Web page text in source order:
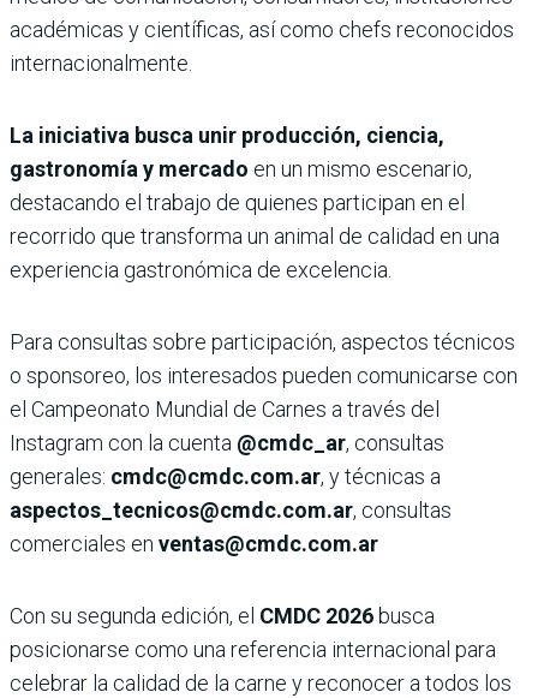
académicas y científicas, así como chefs reconocidos
internacionalmente.
La iniciativa busca unir producción, ciencia,
gastronomía y mercado en un mismo escenario,
destacando el trabajo de quienes participan en el
recorrido que transforma un animal de calidad en una
experiencia gastronómica de excelencia.
Para consultas sobre participación, aspectos técnicos
o sponsoreo, los interesados pueden comunicarse con
el Campeonato Mundial de Carnes a través del
Instagram con la cuenta @cmdc_ar, consultas
generales: cmdc@cmdc.com.ar, y técnicas a
aspectos_tecnicos@cmdc.com.ar, consultas
comerciales en ventas@cmdc.com.ar
Con su segunda edición, el CMDC 2026 busca
posicionarse como una referencia internacional para
celebrar la calidad de la carne y reconocer a todos los